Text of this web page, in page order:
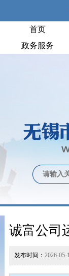
首页
政务服务
诚富公司
发布时间： 2026-05-